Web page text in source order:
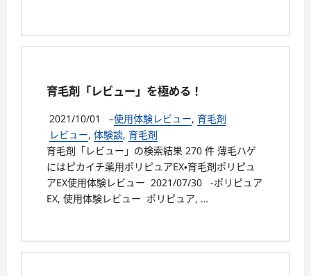
育毛剤「レビュー」を極める！
2021/10/01 –使用体験レビュー, 育毛剤
レビュー, 体験談, 育毛剤
育毛剤「レビュー」の検索結果 270 件 薄毛ハゲ
にはピカイチ薬用ポリピュアEX・育毛剤ポリピュ
アEX使用体験レビュー 2021/07/30 -ポリピュア
EX, 使用体験レビュー ポリピュア, …